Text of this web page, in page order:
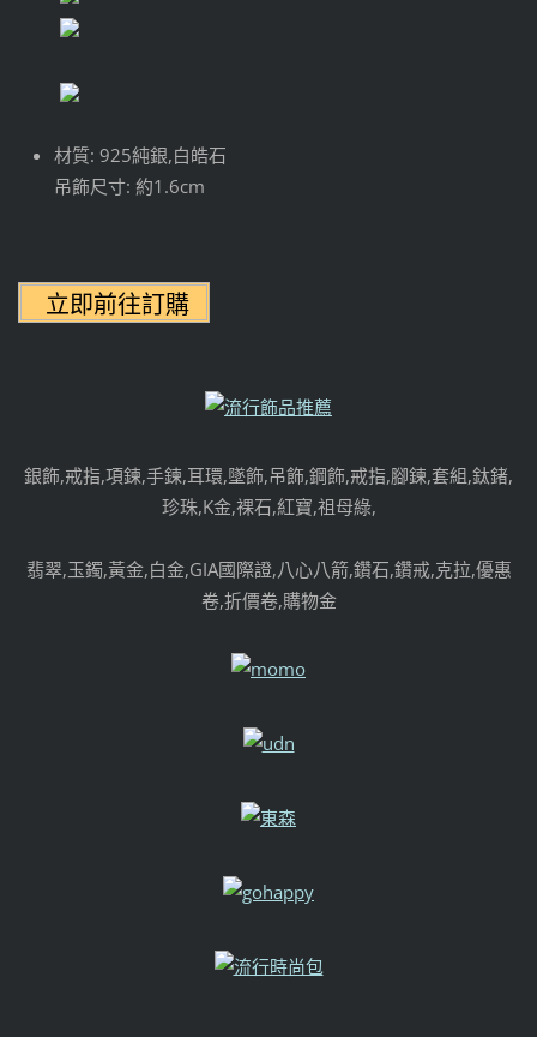
材質: 925純銀,白皓石
吊飾尺寸: 約1.6cm
銀飾,戒指,項鍊,手鍊,耳環,墜飾,吊飾,鋼飾,戒指,腳鍊,套組,鈦鍺,
珍珠,K金,裸石,紅寶,祖母綠,
翡翠,玉鐲,黃金,白金,GIA國際證,八心八箭,鑽石,鑽戒,克拉,優惠
卷,折價卷,購物金